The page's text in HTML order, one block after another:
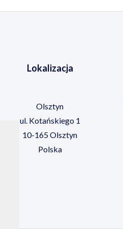
Lokalizacja
Olsztyn
ul. Kotańskiego 1
10-165 Olsztyn
Polska